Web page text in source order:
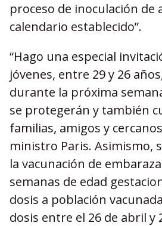
proceso de inoculación de
calendario establecido”.
“Hago una especial
jóvenes, entre 29 y 26
durante la próxima
se protegerán y también
familias, amigos y
ministro Paris. Asimismo,
la vacunación de
semanas de edad
dosis a población
dosis entre el 26 de abril y